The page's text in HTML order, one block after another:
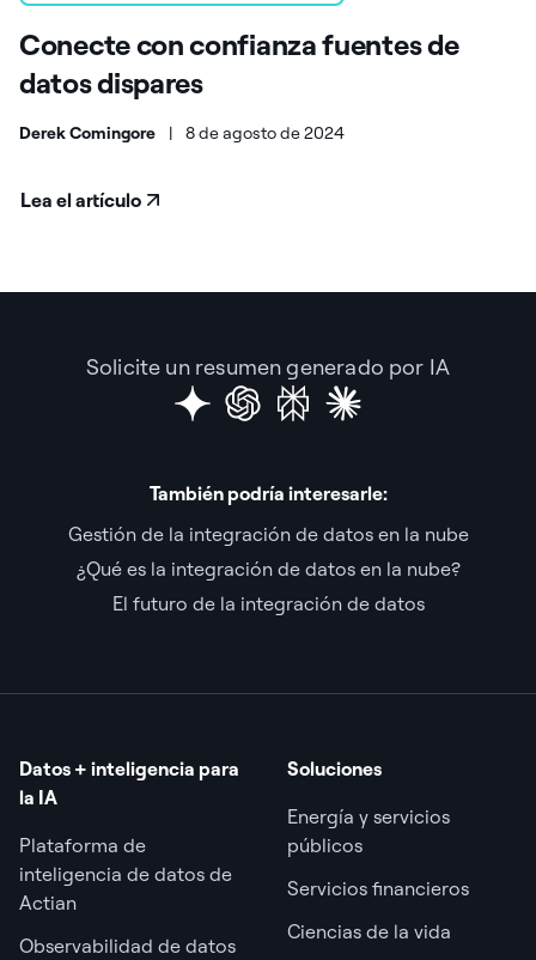
Conecte con confianza fuentes de
datos dispares
Derek Comingore | 8 de agosto de 2024
Lea el artículo
Solicite un resumen generado por IA
También podría interesarle:
Gestión de la integración de datos en la nube
¿Qué es la integración de datos en la nube?
El futuro de la integración de datos
Datos + inteligencia para
la IA
Plataforma de
inteligencia de datos de
Actian
Observabilidad de datos
Soluciones
Energía y servicios
públicos
Servicios financieros
Ciencias de la vida